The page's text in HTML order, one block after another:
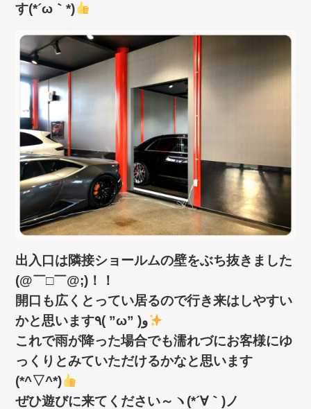
す(*´ω｀*)
出入口は隣接ショールムの壁をぶち抜きました
(@￣□￣@;)！！
開口も広くとってい居るので行き来はしやすい
かと思います٩( ”ω” )و
これで雨が降った場合でも濡れづにお客様にゆ
っくりとみていただけるかなと思います
(*^▽^*)
ぜひ遊びに来てください～ヽ(*´∀｀)ノ